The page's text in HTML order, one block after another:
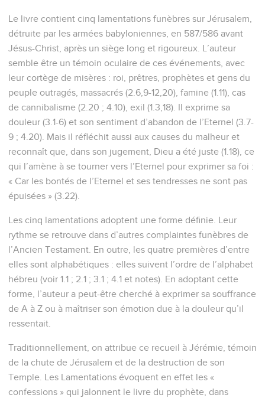
Le livre contient cinq lamentations funèbres sur Jérusalem,
détruite par les armées babyloniennes, en 587/586 avant
Jésus-Christ, après un siège long et rigoureux. L’auteur
semble être un témoin oculaire de ces événements, avec
leur cortège de misères : roi, prêtres, prophètes et gens du
peuple outragés, massacrés (2.6,9-12,20), famine (1.11), cas
de cannibalisme (2.20 ; 4.10), exil (1.3,18). Il exprime sa
douleur (3.1-6) et son sentiment d’abandon de l’Eternel (3.7-
9 ; 4.20). Mais il réfléchit aussi aux causes du malheur et
reconnaît que, dans son jugement, Dieu a été juste (1.18), ce
qui l’amène à se tourner vers l’Eternel pour exprimer sa foi :
« Car les bontés de l’Eternel et ses tendresses ne sont pas
épuisées » (3.22).
Les cinq lamentations adoptent une forme définie. Leur
rythme se retrouve dans d’autres complaintes funèbres de
l’Ancien Testament. En outre, les quatre premières d’entre
elles sont alphabétiques : elles suivent l’ordre de l’alphabet
hébreu (voir 1.1 ; 2.1 ; 3.1 ; 4.1 et notes). En adoptant cette
forme, l’auteur a peut-être cherché à exprimer sa souffrance
de A à Z ou à maîtriser son émotion due à la douleur qu’il
ressentait.
Traditionnellement, on attribue ce recueil à Jérémie, témoin
de la chute de Jérusalem et de la destruction de son
Temple. Les Lamentations évoquent en effet les «
confessions » qui jalonnent le livre du prophète, dans